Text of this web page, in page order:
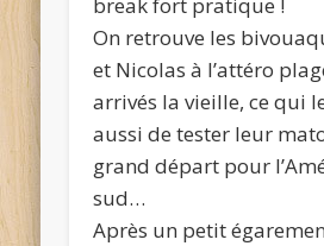
On retrouve les
et Nicolas à l’attéro
arrivés la vieille, ce qui
aussi de tester leur
grand départ pour
sud…
Après un petit